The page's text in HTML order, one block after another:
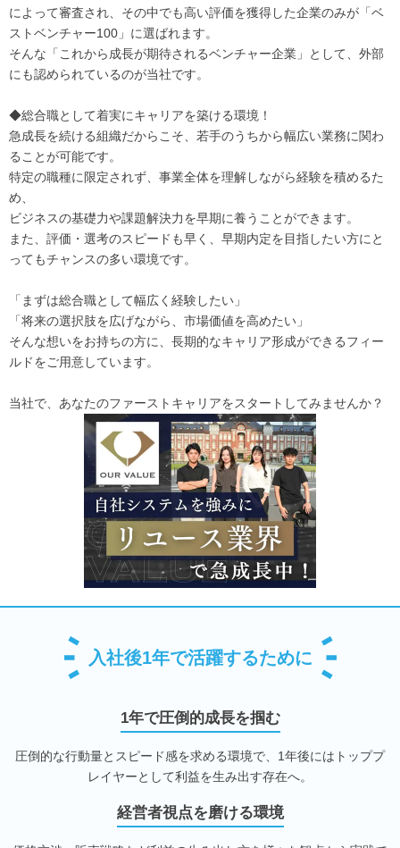
によって審査され、その中でも高い評価を獲得した企業のみが「ベ
ストベンチャー100」に選ばれます。
そんな「これから成長が期待されるベンチャー企業」として、外部
にも認められているのが当社です。
◆総合職として着実にキャリアを築ける環境！
急成長を続ける組織だからこそ、若手のうちから幅広い業務に関わ
ることが可能です。
特定の職種に限定されず、事業全体を理解しながら経験を積めるた
め、
ビジネスの基礎力や課題解決力を早期に養うことができます。
また、評価・選考のスピードも早く、早期内定を目指したい方にと
ってもチャンスの多い環境です。
「まずは総合職として幅広く経験したい」
「将来の選択肢を広げながら、市場価値を高めたい」
そんな想いをお持ちの方に、長期的なキャリア形成ができるフィー
ルドをご用意しています。
当社で、あなたのファーストキャリアをスタートしてみませんか？
入社後1年で活躍するために
1年で圧倒的成長を掴む
圧倒的な行動量とスピード感を求める環境で、1年後にはトッププ
レイヤーとして利益を生み出す存在へ。
経営者視点を磨ける環境